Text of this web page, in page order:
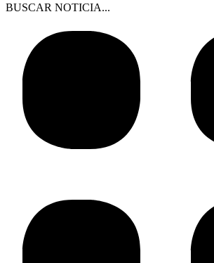
BUSCAR NOTICIA...